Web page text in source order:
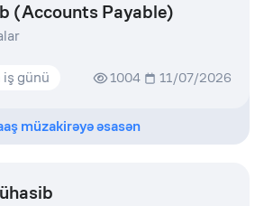
(Accounts Payable)
iş günü 1004 11/07/2026
müzakirəyə əsasən